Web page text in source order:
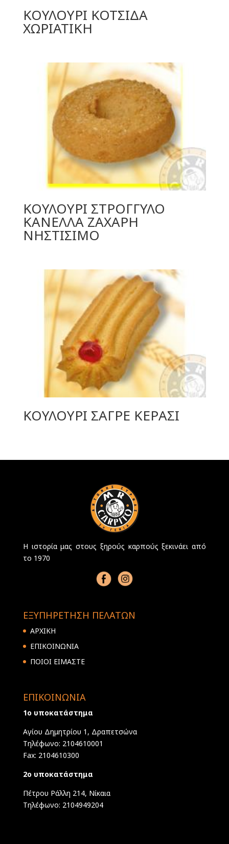
ΚΟΥΛΟΥΡΙ ΚΟΤΣΙΔΑ
ΧΩΡΙΑΤΙΚΗ
ΚΟΥΛΟΥΡΙ ΣΤΡΟΓΓΥΛΟ
ΚΑΝΕΛΛΑ ΖΑΧΑΡΗ
ΝΗΣΤΙΣΙΜΟ
ΚΟΥΛΟΥΡΙ ΣΑΓΡΕ ΚΕΡΑΣΙ
Η ιστορία μας στους ξηρούς καρπούς ξεκινάει από
το 1970
ΕΞΥΠΗΡΕΤΗΣΗ ΠΕΛΑΤΩΝ
ΑΡΧΙΚΗ
ΕΠΙΚΟΙΝΩΝΙΑ
ΠΟΙΟΙ ΕΙΜΑΣΤΕ
ΕΠΙΚΟΙΝΩΝΙΑ
1ο υποκατάστημα
Αγίου Δημητρίου 1, Δραπετσώνα
Τηλέφωνο: 2104610001
Fax: 2104610300
2ο υποκατάστημα
Πέτρου Ράλλη 214, Νίκαια
Τηλέφωνο: 2104949204